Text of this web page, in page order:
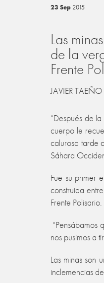
23 Sep 2015
Las
de la
Frente
JAVIER
“Después de
cuerpo le
calurosa tarde
Sáhara
Fue su primer
construida
Frente
“Pensábamos
nos pusimos a
Las minas son
inclemencias